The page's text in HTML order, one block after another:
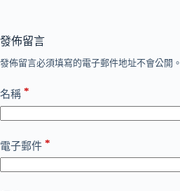
發佈留言
發佈留言必須填寫的電子郵件地址不會公開。
名稱 *
電子郵件 *